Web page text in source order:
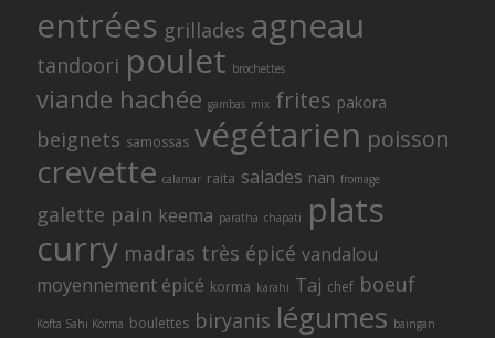
entrées grillades agneau
tandoori poulet brochettes
viande hachée gambas mix frites pakora
beignets samossas végétarien poisson
crevette calamar raita salades nan fromage
galette pain keema paratha chapati
plats
curry madras très épicé vandalou
moyennement épicé korma karahi Taj chef boeuf
Kofta Sahi Korma boulettes biryanis légumes baingan